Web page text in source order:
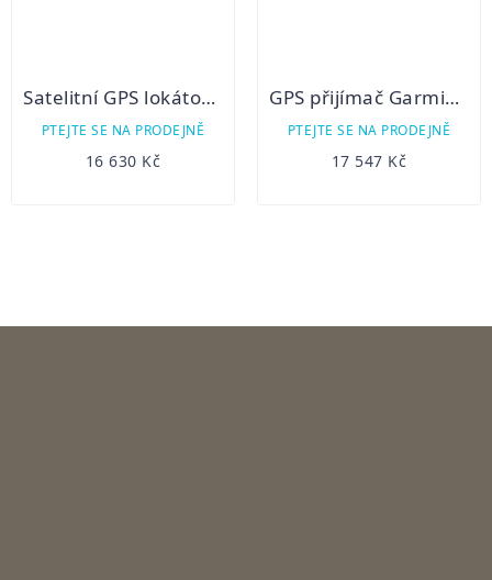
Satelitní GPS lokátor Dogtrace DOG GPS X30T - s výcvikovým modulem
PTEJTE SE NA PRODEJNĚ
16 630 Kč
GPS přijímač Garmin Alpha 100 + CZ/EU TOPO
PTEJTE SE NA PRODEJNĚ
17 547 Kč